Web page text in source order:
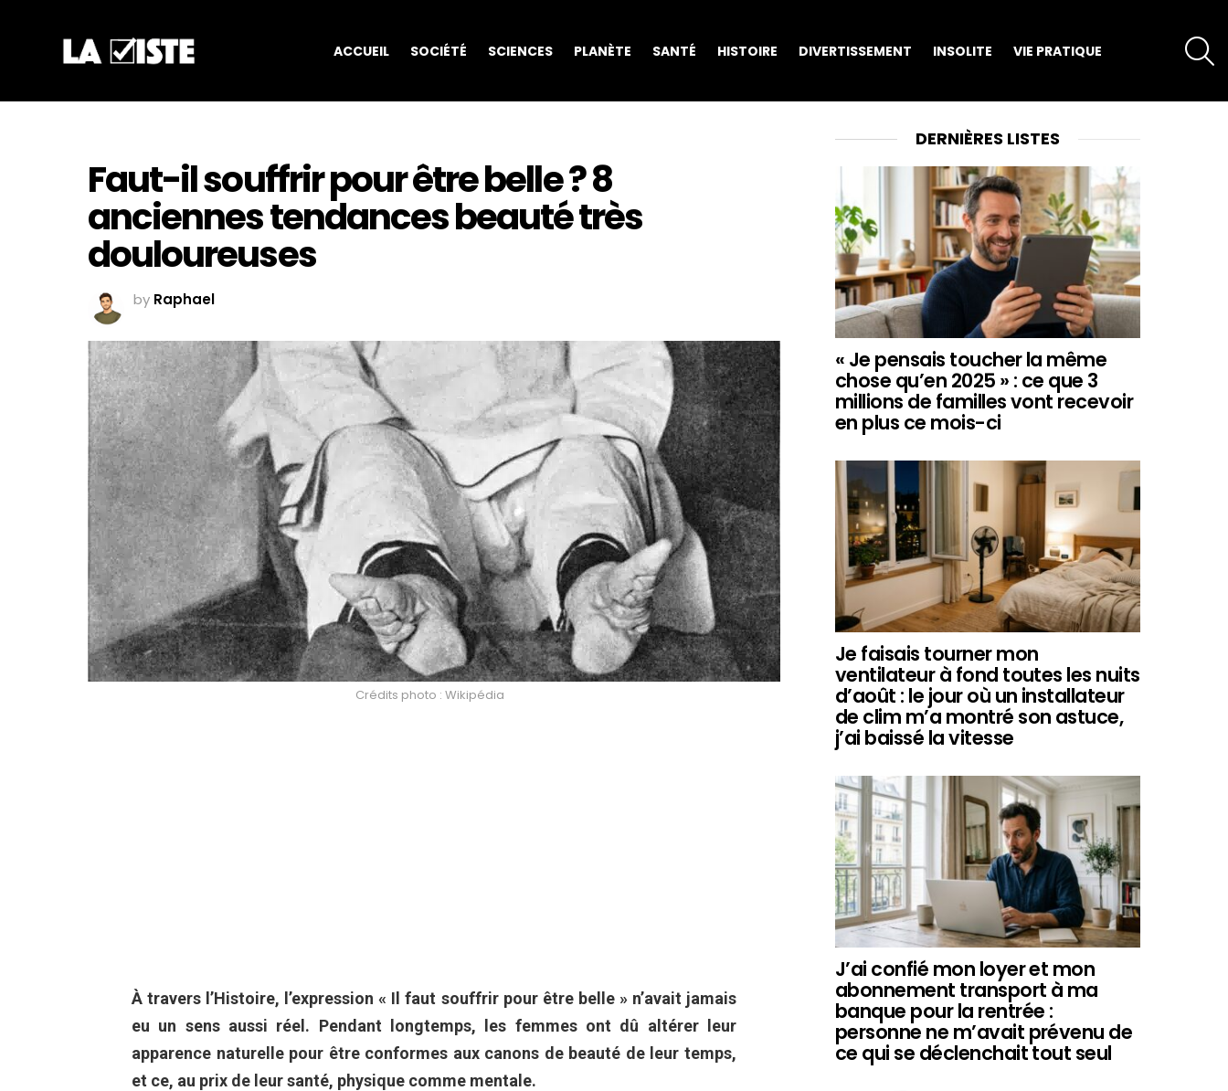
ACCUEIL SOCIÉTÉ SCIENCES PLANÈTE SANTÉ HISTOIRE DIVERTISSEMENT INSOLITE VIE PRATIQUE
Faut-il souffrir pour être belle ? 8
anciennes tendances beauté très
douloureuses
by Raphael
Crédits photo : Wikipédia
À travers l’Histoire, l’expression « Il faut souffrir pour être belle » n’avait jamais
eu un sens aussi réel. Pendant longtemps, les femmes ont dû altérer leur
apparence naturelle pour être conformes aux canons de beauté de leur temps,
et ce, au prix de leur santé, physique comme mentale.
DERNIÈRES LISTES
« Je pensais toucher la même
chose qu’en 2025 » : ce que 3
millions de familles vont recevoir
en plus ce mois-ci
Je faisais tourner mon
ventilateur à fond toutes les nuits
d’août : le jour où un installateur
de clim m’a montré son astuce,
j’ai baissé la vitesse
J’ai confié mon loyer et mon
abonnement transport à ma
banque pour la rentrée :
personne ne m’avait prévenu de
ce qui se déclenchait tout seul